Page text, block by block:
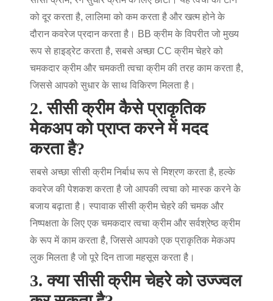
को दूर करता है, लालिमा को कम करता है और खत्म होने के
दौरान कवरेज प्रदान करता है। BB क्रीम के विपरीत जो मुख्य
रूप से हाइड्रेट करता है, सबसे अच्छा CC क्रीम चेहरे को
चमकदार क्रीम और चमकती त्वचा क्रीम की तरह काम करता है,
जिससे आपको सुधार के साथ विकिरण मिलता है।
2. सीसी क्रीम कैसे प्राकृतिक
मेकअप को प्राप्त करने में मदद
करता है?
सबसे अच्छा सीसी क्रीम निर्बाध रूप से मिश्रण करता है, हल्के
कवरेज की पेशकश करता है जो आपकी त्वचा को मास्क करने के
बजाय बढ़ाता है। स्पावाक सीसी क्रीम चेहरे की चमक और
निष्पक्षता के लिए एक चमकदार त्वचा क्रीम और सर्वश्रेष्ठ क्रीम
के रूप में काम करता है, जिससे आपको एक प्राकृतिक मेकअप
लुक मिलता है जो पूरे दिन ताजा महसूस करता है।
3. क्या सीसी क्रीम चेहरे को उज्ज्वल